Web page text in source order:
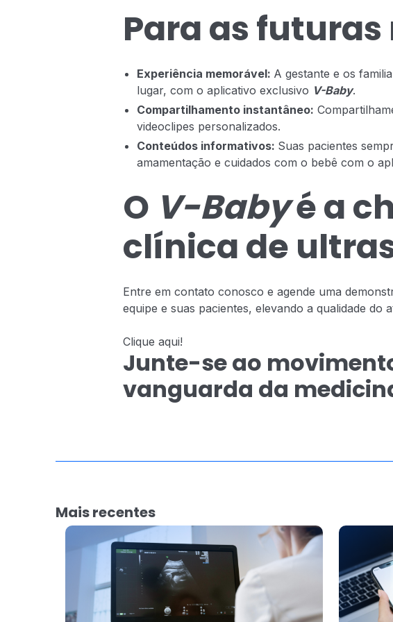
Para as
Experiência memorável: A gestante e os
lugar, com o aplicativo exclusivo V-Baby.
Compartilhamento instantâneo:
videoclipes personalizados.
Conteúdos informativos: Suas pacientes
amamentação e cuidados com o bebê com o
O V-Babyé a
clínica de
Entre em contato conosco e agende uma
equipe e suas pacientes, elevando a qualidade
Clique aqui!
Junte-se ao
vanguarda da
Mais recentes